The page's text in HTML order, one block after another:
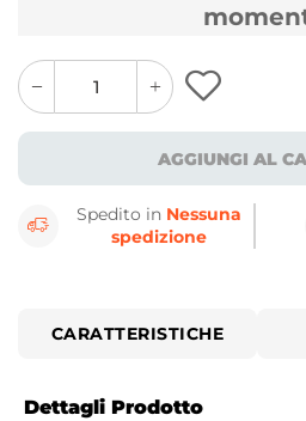
quantity
button
quantity
minus
button
AGGIUNGI AL
Spedito in Nessuna
spedizione
CARATTERISTICHE
Dettagli Prodotto